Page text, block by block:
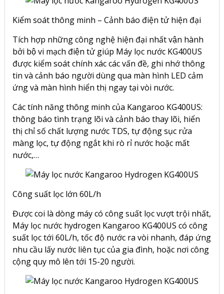
Kiểm soát thông minh – Cảnh báo điện tử hiện đại
Tích hợp những công nghệ hiện đại nhất vận hành
bởi bộ vi mạch điện tử giúp Máy lọc nước KG400US
được kiểm soát chính xác các vấn đề, ghi nhớ thông
tin và cảnh báo người dùng qua màn hình LED cảm
ứng và màn hình hiển thị ngay tại vòi nước.
Các tính năng thông minh của Kangaroo KG400US:
thông báo tình trạng lõi và cảnh báo thay lõi, hiển
thị chỉ số chất lượng nước TDS, tự động sục rửa
màng lọc, tự động ngắt khi rò rỉ nước hoặc mất
nước,…
Công suất lọc lớn 60L/h
Được coi là dòng máy có công suất lọc vượt trội nhất,
Máy lọc nước hydrogen Kangaroo KG400US có công
suất lọc tới 60L/h, tốc độ nước ra vòi nhanh, đáp ứng
nhu cầu lấy nước liên tục của gia đình, hoặc nơi công
cộng quy mô lên tới 15-20 người.